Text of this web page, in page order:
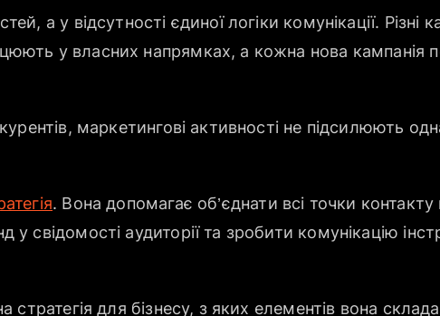
а у відсутності єдиної логіки комунікації. Різні
у власних напрямках, а кожна нова кампанія
маркетингові активності не підсилюють
. Вона допомагає об’єднати всі точки контакту
свідомості аудиторії та зробити комунікацію
стратегія для бізнесу, з яких елементів вона